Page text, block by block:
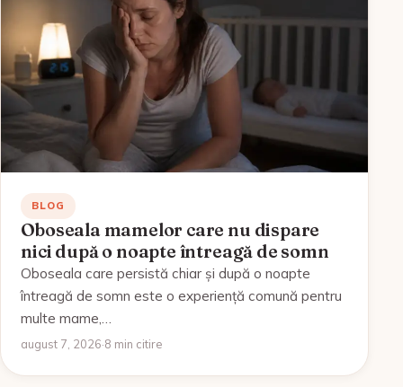
BLOG
Oboseala mamelor care nu dispare
nici după o noapte întreagă de somn
Oboseala care persistă chiar și după o noapte
întreagă de somn este o experiență comună pentru
multe mame,…
august 7, 2026·8 min citire